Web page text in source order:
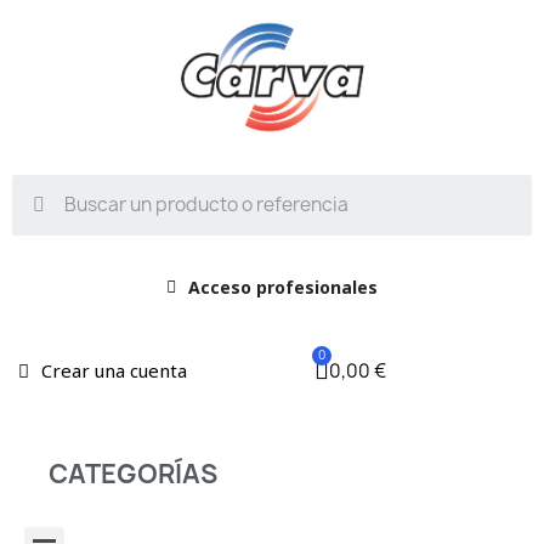
Acceso profesionales
Crear una cuenta 0,00 €
CATEGORÍAS